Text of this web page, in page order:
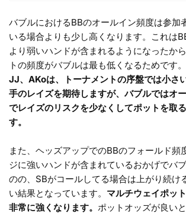
バブルにおけるBBのオールイン頻度は参加
いる場合よりも少し高くなります。これは
より弱いハンドが含まれるようになったか
トの頻度がバブルは最も低くなるためです。
JJ、AKoは、トーナメントの序盤では小さ
手のレイズを期待しますが、バブルではオ
でレイズのリスクを少なくしてポットを取
す。
また、ヘッズアップでのBBのフォールド頻
ジに強いハンドが含まれているおかげでバ
のの、SBがコールしてる場合は上がり続け
い結果となっています。 マルチウェイポッ
非常に強くなります。 ポットオッズが良い